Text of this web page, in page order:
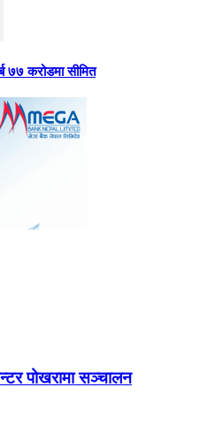
करोडमा सीमित
पोखरामा सञ्चालन